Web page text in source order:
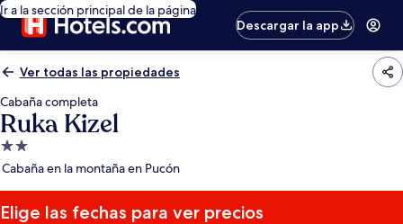
Ir a la sección principal de la página
Descargar la app
Ver todas las propiedades
Cabaña completa
Ruka Kizel
Propiedad
de
estrellas
Cabaña en la montaña en Pucón
Elige las fechas para ver precios